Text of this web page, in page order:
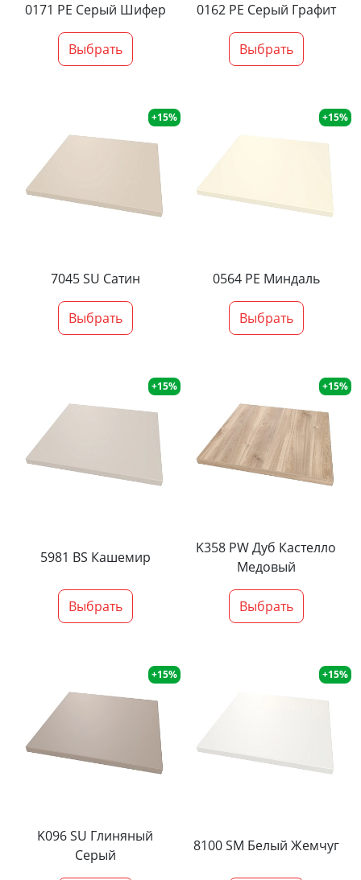
0171 PE Серый Шифер
Выбрать
0162 PE Серый Графит
Выбрать
+15%
7045 SU Сатин
Выбрать
+15%
0564 PE Миндаль
Выбрать
+15%
5981 BS Кашемир
Выбрать
+15%
K358 PW Дуб Кастелло
Медовый
Выбрать
+15%
K096 SU Глиняный
Серый
+15%
8100 SM Белый Жемчуг